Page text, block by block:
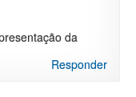
da
Responder